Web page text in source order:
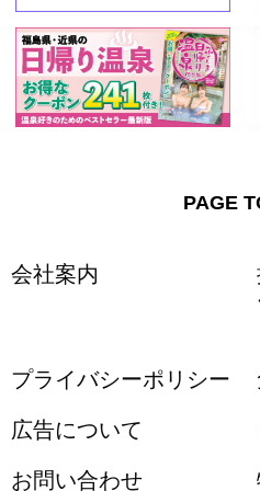
PAGE
会社案内
プライバシーポリシー
広告について
お問い合わせ